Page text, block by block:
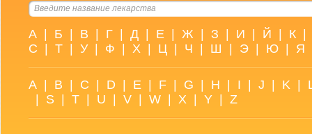
А Б В Г Д Е Ж З И Й К
С
Т У Ф Х Ц Ч Ш Э Ю Я
A B C D E F G H I J K
S T U V W X Y Z